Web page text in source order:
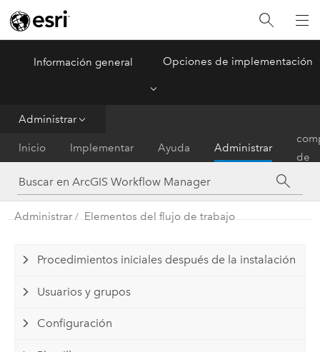
ArcGIS Workflow Manager
Información general Opciones de implementación
Administrar
Inicio Implementar Ayuda Administrar
de
Administrar Elementos del flujo de trabajo
Procedimientos iniciales después de la instalación
Usuarios y grupos
Configuración